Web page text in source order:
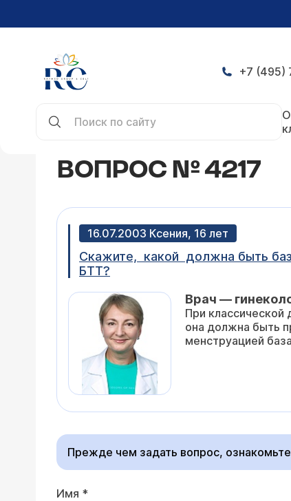
+7 (495)
О
ВОПРОС № 4217
16.07.2003 Ксения, 16 лет
Скажите, какой должна быть
БТТ?
Врач —
При классической
она должна быть
менструацией
Прежде чем задать вопрос,
Имя *